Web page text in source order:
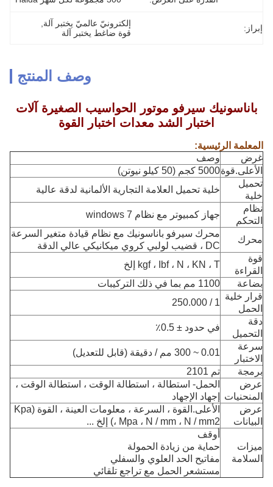
إبراز: إلكترونيّ عالميّ يختبر آلة
قوة ضاغط يختبر آلة
وصف المنتج
باناسونيك سيرفو موتور الحواسيب الصغيرة آلات
اختبار الشد معدات اختبار القوة
المعلمة الرئيسية:
غرض
وصف
الأعلى.قوة5000 كجم (50 كيلو نيوتن)
تحميل
خلية
خلية تحميل العلامة التجارية الألمانية لدقة عالية
نظام
التحكم
جهاز كمبيوتر مع نظام windows 7
محرك
محرك سيرفو باناسونيك مع نظام قيادة متغير السرعة
DC ، قضيب لولبي كروي ميكانيكي عالي الدقة
قوة
القراءة
kgf ، Ibf ، N ، KN ، T إلخ
بضاعة
1100 مم بما في ذلك التركيبات
قرار خلية
الحمل
1 / 250.000
دقة
التحميل
في حدود ± 0.5٪
سرعة
الاختبار
0.01 ~ 300 مم / دقيقة (قابل للتعديل)
برمجة
تم 2101
عرض
المنحنيات
الحمل- استطالة ، استطالة الوقت ، استطالة الوقت ،
إجهاد الإجهاد
عرض
البيانات
الأعلى.القوة ، السرعة ، معلومات العينة ، القوة (Kpa
، Mpa ، N / mm ، N / mm2) إلخ ...
ميزات
السلامة
أوقف
حماية من زيادة الحمولة
مفاتيح الحد العلوي والسفلي
مستشعر الحمل مع تراجع تلقائي